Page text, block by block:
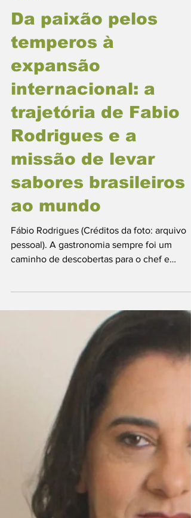
Gastronomia Paraense
Notícias
Da paixão pelos
temperos à
expansão
internacional: a
trajetória de Fabio
Rodrigues e a
missão de levar
sabores brasileiros
Fábio Rodrigues (Créditos da foto: arquivo
pessoal). A gastronomia sempre foi um
caminho de descobertas para o chef e
empreendedor Fabio Rodrigues. Luso-
brasileiro, nascido em Centenário do Sul, no
Paraná, ele construiu uma trajetória marcada
por experiências internacionais,
conhecimento técnico e uma paixão que
começou a ganhar forma através dos
Formado em Gastronomia pelo Senac
e pela Escola de Hotelaria e Turismo de
Portugal — instituição parceira da École